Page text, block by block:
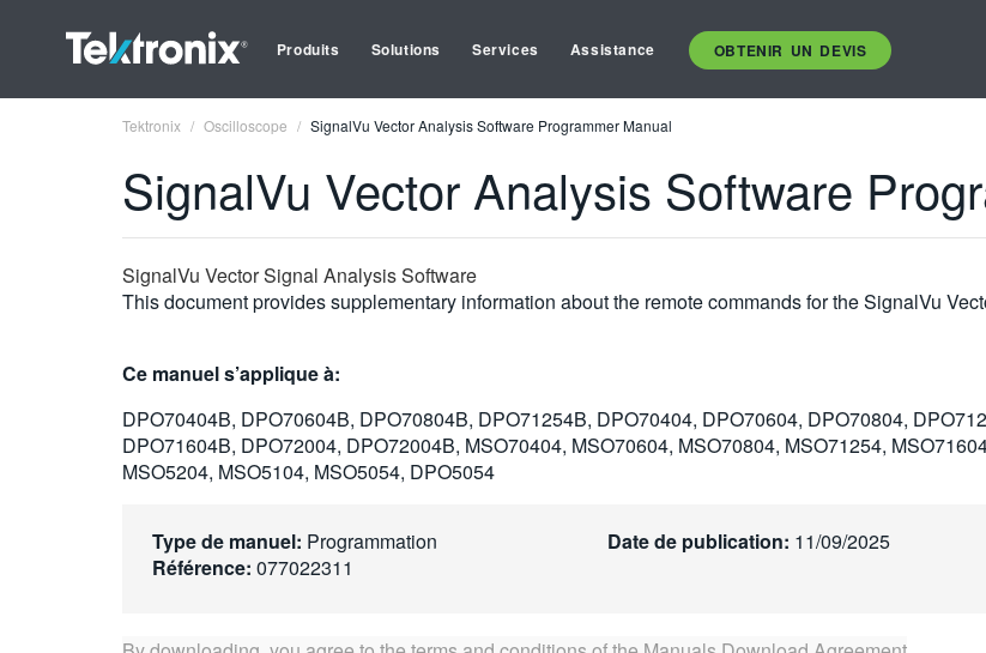
Produits Solutions Services Assistance OBTENIR UN DEVIS
Tektronix Oscilloscope SignalVu Vector Analysis Software Programmer Manual
SignalVu Vector Analysis Software
SignalVu Vector Signal Analysis Software
This document provides supplementary information about the remote commands for the SignalVu
Ce manuel s’applique à:
DPO70404B, DPO70604B, DPO70804B, DPO71254B, DPO70404, DPO70604, DPO70804,
DPO71604B, DPO72004, DPO72004B, MSO70404, MSO70604, MSO70804, MSO71254,
MSO5204, MSO5104, MSO5054, DPO5054
Type de manuel: Programmation
Référence: 077022311
Date de publication: 11/09/2025